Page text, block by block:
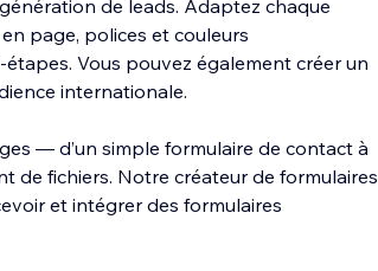
de leads. Adaptez chaque
page, polices et couleurs
Vous pouvez également créer un
internationale.
— d’un simple formulaire de contact à
de fichiers. Notre créateur de formulaires
et intégrer des formulaires